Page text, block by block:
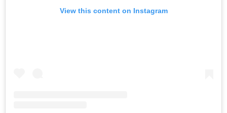
View this content on Instagram